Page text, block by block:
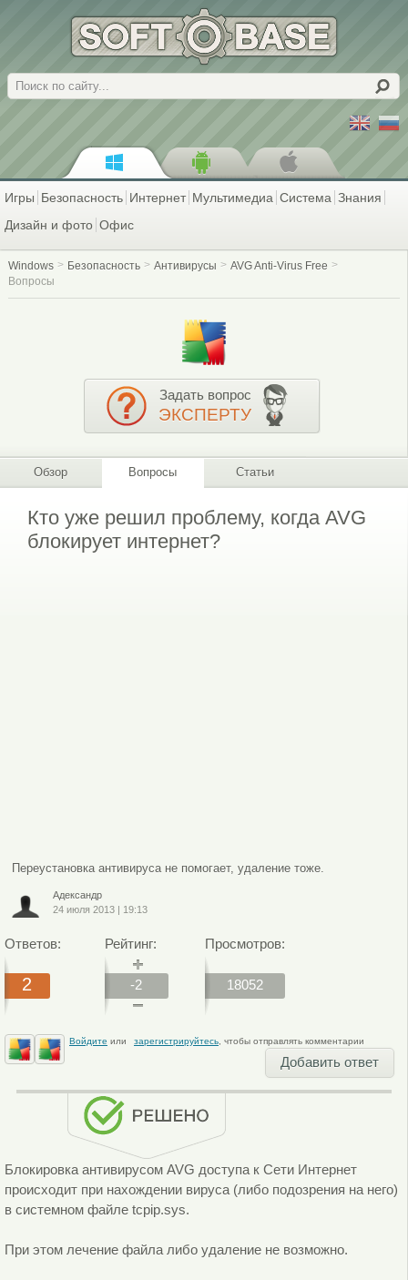
Поиск
Игры Безопасность Интернет Мультимедиа Система Знания
Дизайн и фото Офис
Windows Безопасность Антивирусы
AVG Anti-Virus Free
Вопросы
Задать вопрос
ЭКСПЕРТУ
Обзор Вопросы Статьи
Кто уже решил проблему, когда AVG
блокирует интернет?
Переустановка антивируса не помогает, удаление тоже.
Адександр
24 июля 2013| 19:13
Ответов:
2
Рейтинг:
-2
Просмотров:
18052
Войдите или зарегистрируйтесь, чтобы отправлять комментарии
Добавить ответ
Блокировка антивирусом AVG доступа к Сети Интернет
происходит при нахождении вируса (либо подозрения на него)
в системном файле tcpip.sys.
При этом лечение файла либо удаление не возможно.